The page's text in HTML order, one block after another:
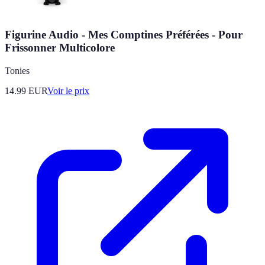
Figurine Audio - Mes Comptines Préférées - Pour
Frissonner Multicolore
Tonies
14.99 EURVoir le prix